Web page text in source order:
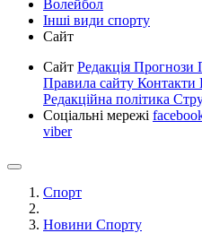
Волейбол
Інші види спорту
Сайт
Сайт Редакція Прогнози
Правила сайту Контакти
Редакційна політика
Соціальні мережі
viber
Спорт
Новини Спорту